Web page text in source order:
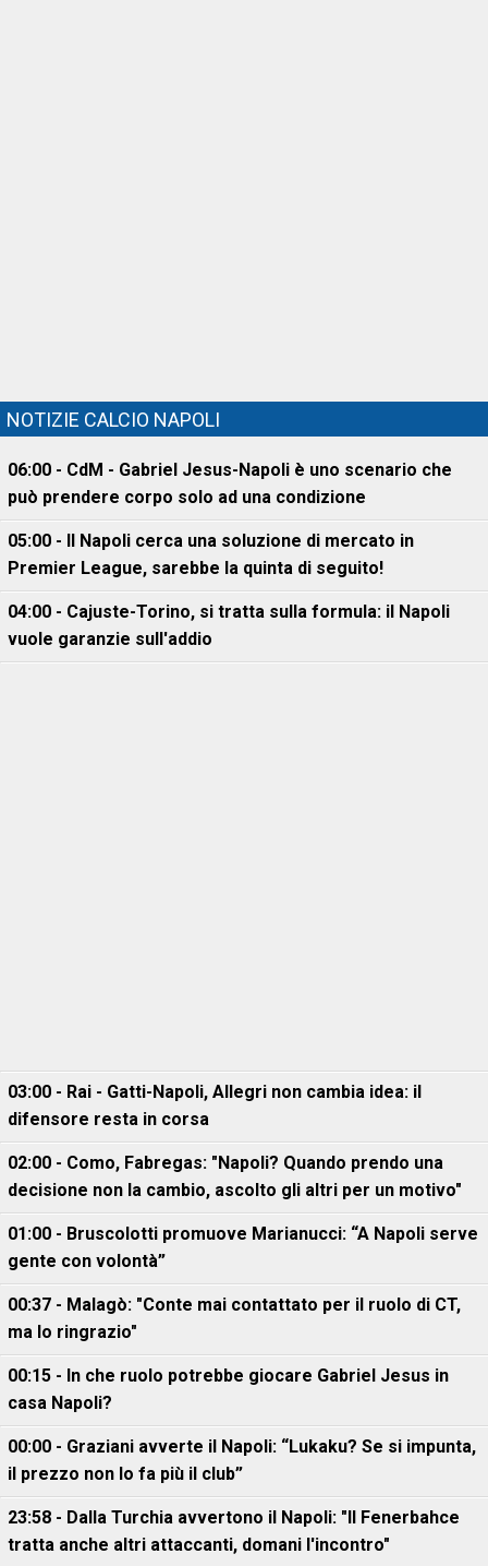
NOTIZIE CALCIO NAPOLI
06:00 - CdM - Gabriel Jesus-Napoli è uno scenario che
può prendere corpo solo ad una condizione
05:00 - Il Napoli cerca una soluzione di mercato in
Premier League, sarebbe la quinta di seguito!
04:00 - Cajuste-Torino, si tratta sulla formula: il Napoli
vuole garanzie sull'addio
03:00 - Rai - Gatti-Napoli, Allegri non cambia idea: il
difensore resta in corsa
02:00 - Como, Fabregas: "Napoli? Quando prendo una
decisione non la cambio, ascolto gli altri per un motivo"
01:00 - Bruscolotti promuove Marianucci: “A Napoli serve
gente con volontà”
00:37 - Malagò: "Conte mai contattato per il ruolo di CT,
ma lo ringrazio"
00:15 - In che ruolo potrebbe giocare Gabriel Jesus in
casa Napoli?
00:00 - Graziani avverte il Napoli: “Lukaku? Se si impunta,
il prezzo non lo fa più il club”
23:58 - Dalla Turchia avvertono il Napoli: "Il Fenerbahce
tratta anche altri attaccanti, domani l'incontro"